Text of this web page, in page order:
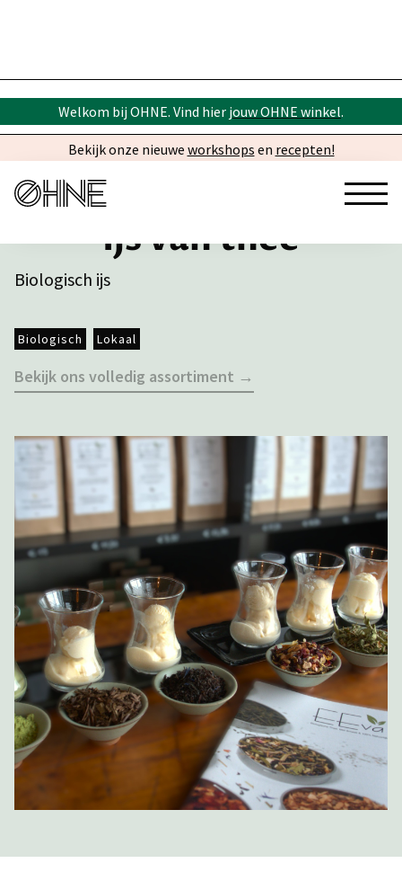
Welkom bij OHNE. Vind hier jouw OHNE winkel.
Bekijk onze nieuwe workshops en recepten!
Ijs van thee
Biologisch ijs
Biologisch Lokaal
Bekijk ons volledig assortiment →